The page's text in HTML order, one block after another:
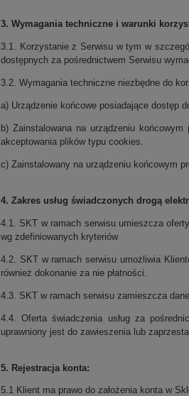
3. Wymagania techniczne i warunki
3.1. Korzystanie z Serwisu w tym w
dostępnych za pośrednictwem Serwisu
3.2. Wymagania techniczne niezbędne do
a) Urządzenie końcowe posiadające dostęp
b) Zainstalowana na urządzeniu
akceptowania plików typu cookies.
c) Zainstalowany na urządzeniu końcowym
4. Zakres usług świadczonych drogą
4.1. SKT w ramach serwisu umieszcza
wg zdefiniowanych kryteriów
4.2. SKT w ramach serwisu umożliwia
również dokonanie za nie płatności.
4.3. SKT w ramach serwisu zamieszcza
4.4. Oferta świadczenia usług za
uprawniony jest do zawieszenia lub
5. Rejestracja konta:
5.1 Klient ma prawo do założenia konta w